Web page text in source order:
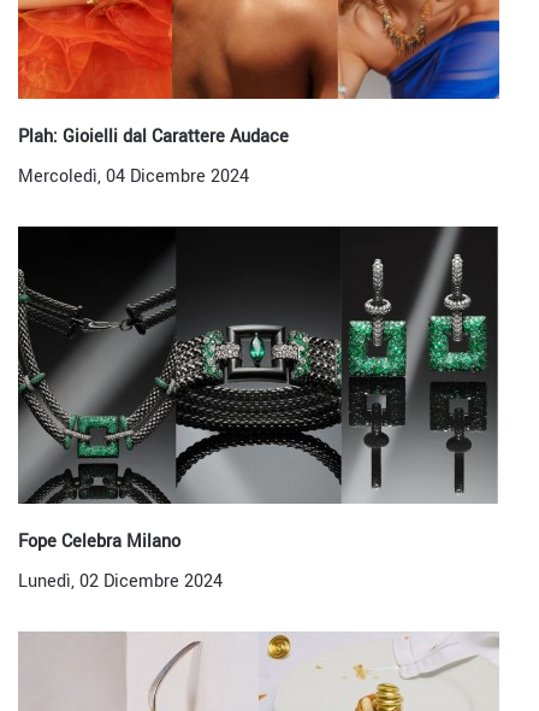
Plah: Gioielli dal Carattere Audace
Mercoledì, 04 Dicembre 2024
Fope Celebra Milano
Lunedì, 02 Dicembre 2024